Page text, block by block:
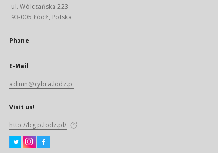
ul. Wólczańska 223
93-005 Łódź, Polska
Phone
E-Mail
admin@cybra.lodz.pl
Visit us!
http://bg.p.lodz.pl/